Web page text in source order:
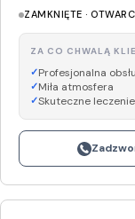
ZAMKNIĘTE ·
ZA CO CHWALĄ
Profesjonalna
Miła atmosfera
Skuteczne leczenie